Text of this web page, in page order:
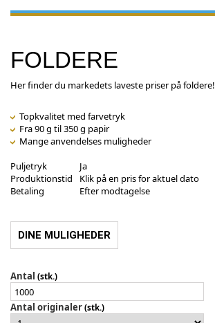
FOLDERE
Her finder du markedets laveste priser på foldere!
Topkvalitet med farvetryk
Fra 90 g til 350 g papir
Mange anvendelses muligheder
Puljetryk
Ja
Produktionstid
Klik på en pris for aktuel dato
Betaling
Efter modtagelse
DINE MULIGHEDER
Antal (stk.)
Antal originaler(stk.)